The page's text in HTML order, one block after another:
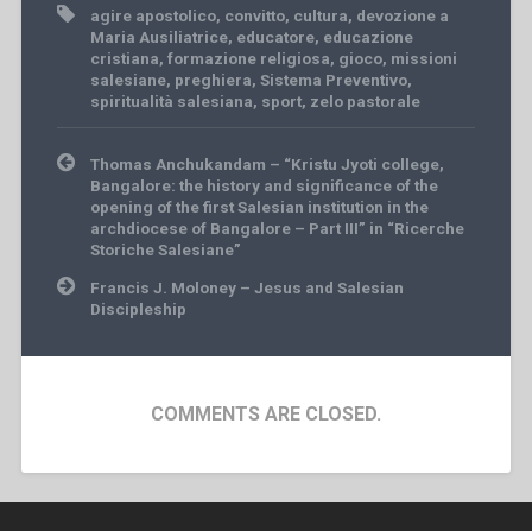
agire apostolico, convitto, cultura, devozione a
Maria Ausiliatrice, educatore, educazione
cristiana, formazione religiosa, gioco, missioni
salesiane, preghiera, Sistema Preventivo,
spiritualità salesiana, sport, zelo pastorale
Post
navigation
Thomas Anchukandam – “Kristu Jyoti college,
Bangalore: the history and significance of the
opening of the first Salesian institution in the
archdiocese of Bangalore – Part III” in “Ricerche
Storiche Salesiane”
Francis J. Moloney – Jesus and Salesian
Discipleship
COMMENTS ARE CLOSED.